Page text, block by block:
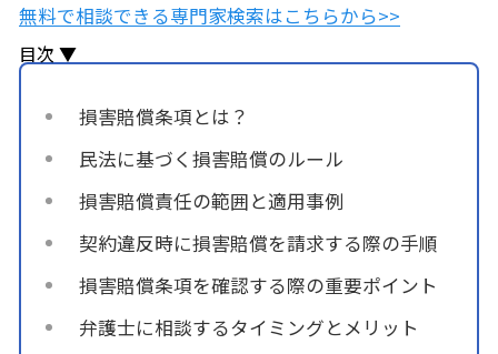
無料で相談できる専門家検索はこちらから>>
目次 ▼
損害賠償条項とは？
民法に基づく損害賠償のルール
損害賠償責任の範囲と適用事例
契約違反時に損害賠償を請求する際の手順
損害賠償条項を確認する際の重要ポイント
弁護士に相談するタイミングとメリット